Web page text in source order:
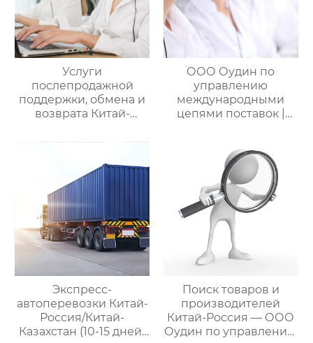
Услуги
послепродажной
поддержки, обмена и
возврата Китай-
по управлению
цепями поставок
ООО Оудин по
управлению
международными
цепями поставок |
цикла
посреднических
закупок Китай-Россия
Экспресс-
автоперевозки Китай-
Россия/Китай-
Казахстан (10-15 дней)
Поиск товаров и
производителей
Китай-Россия — ООО
Оудин по управлению